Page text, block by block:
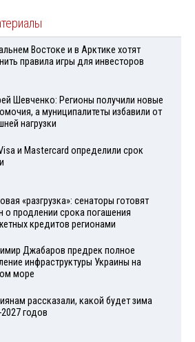
Востоке и в Арктике хотят
правила игры для инвесторов
Шевченко: Регионы получили новые
а муниципалитеты избавили от
нагрузки
и Mastercard определили срок
«разгрузка»: сенаторы готовят
о продлении срока погашения
кредитов регионами
Джабаров предрек полное
инфраструктуры Украины на
море
рассказали, какой будет зима
годов